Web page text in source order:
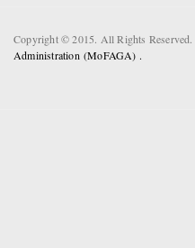
Copyright © 2015. All Rights Reserved.
Administration (MoFAGA) .